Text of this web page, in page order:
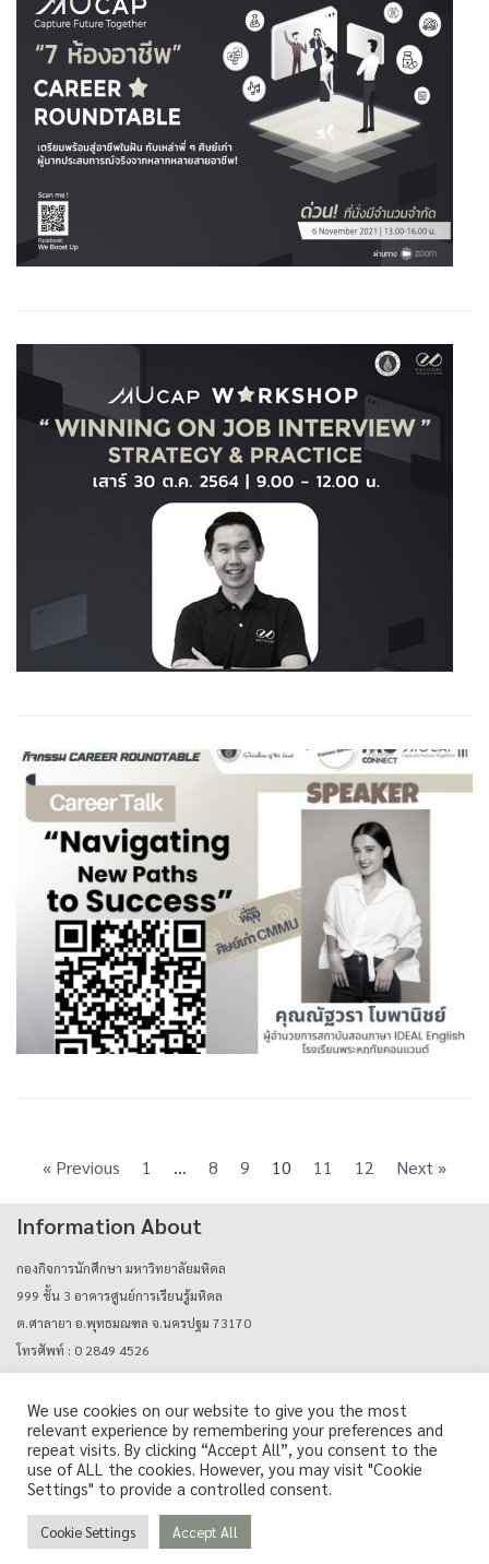
« Previous 1 … 8 9 10 11 12 Next »
Information About
กองกิจการนักศึกษา มหาวิทยาลัยมหิดล
999 ชั้น 3 อาคารศูนย์การเรียนรู้มหิดล
ต.ศาลายา อ.พุทธมณฑล จ.นครปฐม 73170
โทรศัพท์ : 0 2849 4526
E-mail : mahidolcareers@mahidol.ac.th
Login with mu_authen
We use cookies on our website to give you the most
relevant experience by remembering your preferences and
repeat visits. By clicking “Accept All”, you consent to the
use of ALL the cookies. However, you may visit "Cookie
Settings" to provide a controlled consent.
Cookie Settings Accept All